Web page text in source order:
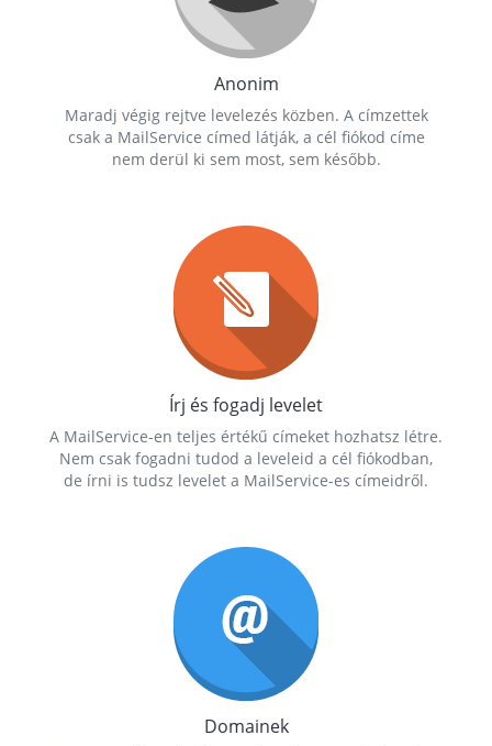
Anonim
Maradj végig rejtve levelezés közben. A címzettek
csak a MailService címed látják, a cél fiókod címe
nem derül ki sem most, sem később.
Írj és fogadj levelet
A MailService-en teljes értékű címeket hozhatsz létre.
Nem csak fogadni tudod a leveleid a cél fiókodban,
de írni is tudsz levelet a MailService-es címeidről.
Domainek